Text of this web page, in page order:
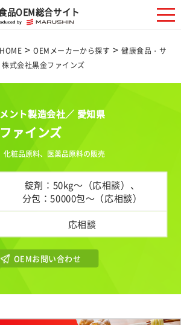
品OEM総合サイト
>OEMメーカーから探す >健康食品・サ
株式会社黒金ファインズ
ント製造会社／ 愛知県
ァインズ
化粧品原料、医薬品原料の販売
錠剤：50kg～（応相談）、
分包：50000包～（応相談）
応相談
OEMお問い合わせ